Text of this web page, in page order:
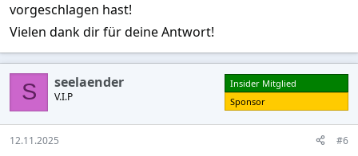
vorgeschlagen hast!
Vielen dank dir für deine Antwort!
S seelaender
V.I.P
Insider Mitglied
Sponsor
12.11.2025 #6